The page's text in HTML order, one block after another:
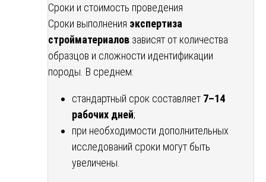
Сроки и стоимость проведения
Сроки выполнения экспертиза
стройматериалов зависят от количества
образцов и сложности идентификации
породы. В среднем:
стандартный срок составляет 7–14
рабочих дней;
при необходимости дополнительных
исследований сроки могут быть
увеличены.